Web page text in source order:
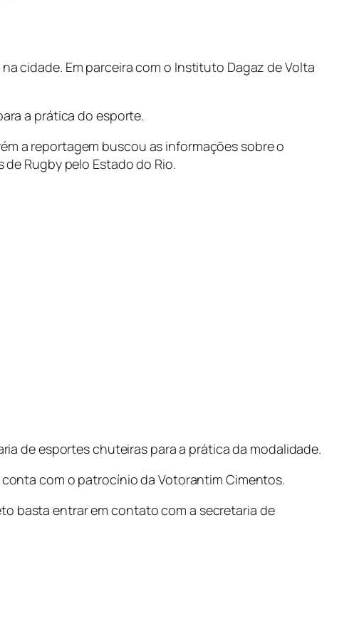
cidade. Em parceira com o Instituto Dagaz de Volta
a prática do esporte.
a reportagem buscou as informações sobre o
Rugby pelo Estado do Rio.
de esportes chuteiras para a prática da modalidade.
com o patrocínio da Votorantim Cimentos.
basta entrar em contato com a secretaria de